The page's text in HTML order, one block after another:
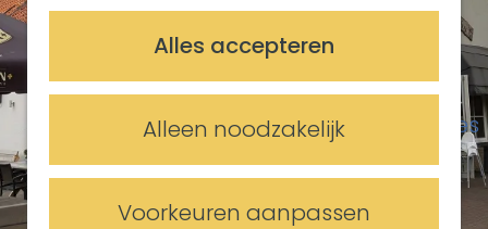
Alles accepteren
Alleen noodzakelijk
Voorkeuren aanpassen
o
m
e
g
e
Meetings & Events
Vergaderlocaties
Evenementenlocaties